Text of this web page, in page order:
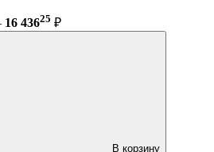
16 43625 ₽
В корзину